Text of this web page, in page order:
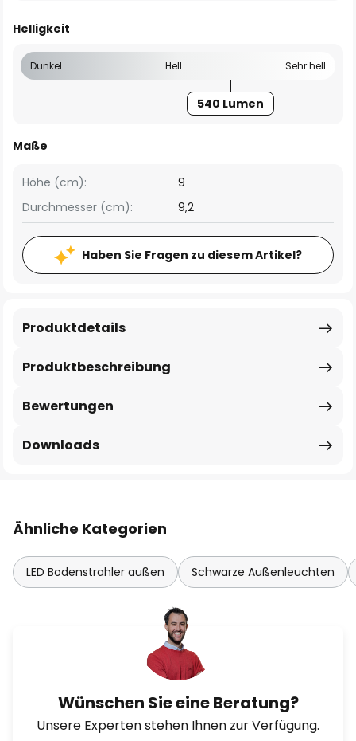
Helligkeit
Dunkel Hell Sehr hell
540 Lumen
Maße
Höhe (cm):
9
Durchmesser (cm):
9,2
Haben Sie Fragen zu diesem Artikel?
Produktbeschreibung
Produktdetails
Bewertungen
Downloads
Ähnliche Kategorien
LED Bodenstrahler außen Schwarze Außenleuchten
Wünschen Sie eine Beratung?
Unsere Experten stehen Ihnen zur Verfügung.